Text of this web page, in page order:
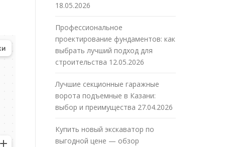
18.05.2026
Профессиональное
проектирование фундаментов: как
выбрать лучший подход для
строительства 12.05.2026
Лучшие секционные гаражные
ворота подъемные в Казани:
выбор и преимущества 27.04.2026
Купить новый экскаватор по
выгодной цене — обзор